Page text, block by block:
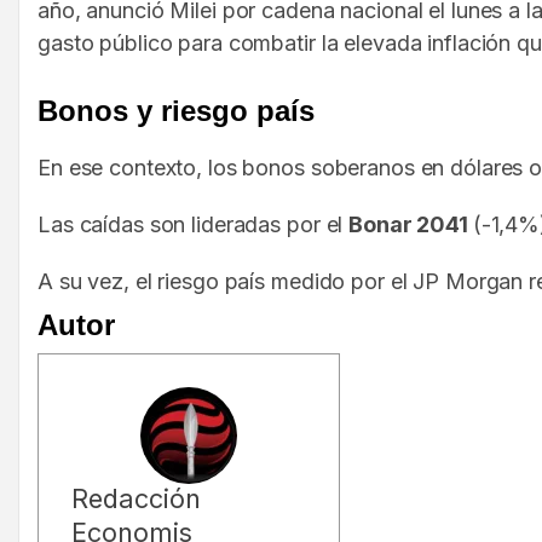
año, anunció Milei por cadena nacional el lunes a
gasto público para combatir la elevada inflación
Bonos y riesgo país
En ese contexto, los bonos soberanos en dólares
Las caídas son lideradas por el Bonar 2041 (-
A su vez, el riesgo país medido por el JP Morgan
Autor
Redacción
Economis